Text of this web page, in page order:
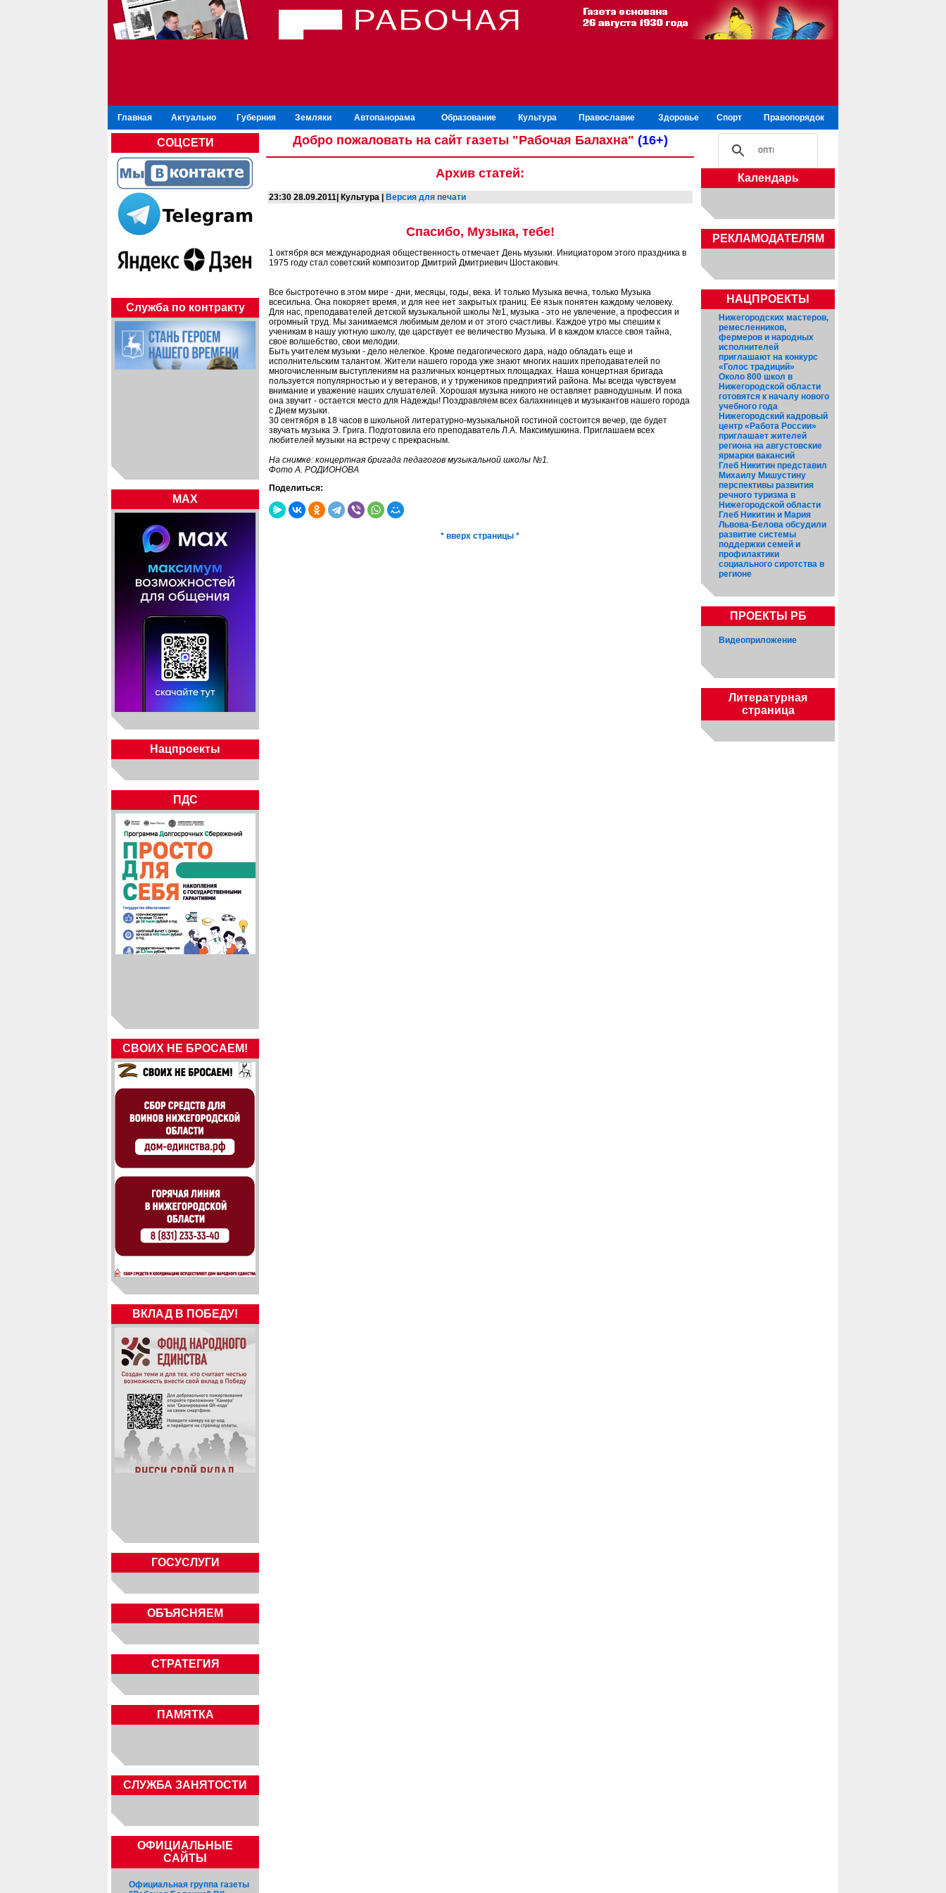
Главная Актуально Губерния Земляки Автопанорама Образование Культура Православие Здоровье Спорт Правопорядок
СОЦСЕТИ
Служба по контракту
MAX
Нацпроекты
ПДС
СВОИХ НЕ БРОСАЕМ!
ВКЛАД В ПОБЕДУ!
ГОСУСЛУГИ
ОБЪЯСНЯЕМ
СТРАТЕГИЯ
ПАМЯТКА
CЛУЖБА ЗАНЯТОСТИ
ОФИЦИАЛЬНЫЕ
САЙТЫ
Официальная группа газеты
Добро пожаловать на сайт газеты "Рабочая Балахна" (16+)
Архив статей:
23:30 28.09.2011| Культура | Версия для печати
Спасибо, Музыка, тебе!
1 октября вся международная общественность отмечает День музыки. Инициатором этого праздника в
1975 году стал советский композитор Дмитрий Дмитриевич Шостакович.
Все быстротечно в этом мире - дни, месяцы, годы, века. И только Музыка вечна, только Музыка
всесильна. Она покоряет время, и для нее нет закрытых границ. Ее язык понятен каждому человеку.
Для нас, преподавателей детской музыкальной школы №1, музыка - это не увлечение, а профессия и
огромный труд. Мы занимаемся любимым делом и от этого счастливы. Каждое утро мы спешим к
ученикам в нашу уютную школу, где царствует ее величество Музыка. И в каждом классе своя тайна,
свое волшебство, свои мелодии.
Быть учителем музыки - дело нелегкое. Кроме педагогического дара, надо обладать еще и
исполнительским талантом. Жители нашего города уже знают многих наших преподавателей по
многочисленным выступлениям на различных концертных площадках. Наша концертная бригада
пользуется популярностью и у ветеранов, и у тружеников предприятий района. Мы всегда чувствуем
внимание и уважение наших слушателей. Хорошая музыка никого не оставляет равнодушным. И пока
она звучит - остается место для Надежды! Поздравляем всех балахнинцев и музыкантов нашего города
с Днем музыки.
30 сентября в 18 часов в школьной литературно-музыкальной гостиной состоится вечер, где будет
звучать музыка Э. Грига. Подготовила его преподаватель Л.А. Максимушкина. Приглашаем всех
любителей музыки на встречу с прекрасным.
На снимке: концертная бригада педагогов музыкальной школы №1.
Фото А. РОДИОНОВА
Поделиться:
* вверх страницы *
Календарь
РЕКЛАМОДАТЕЛЯМ
НАЦПРОЕКТЫ
Нижегородских мастеров,
ремесленников,
фермеров и народных
исполнителей
приглашают на конкурс
«Голос традиций»
Около 800 школ в
Нижегородской области
готовятся к началу нового
учебного года
Нижегородский кадровый
центр «Работа России»
приглашает жителей
региона на августовские
ярмарки вакансий
Глеб Никитин представил
Михаилу Мишустину
перспективы развития
речного туризма в
Нижегородской области
Глеб Никитин и Мария
Львова-Белова обсудили
развитие системы
поддержки семей и
профилактики
социального сиротства в
регионе
ПРОЕКТЫ РБ
Видеоприложение
Литературная
страница